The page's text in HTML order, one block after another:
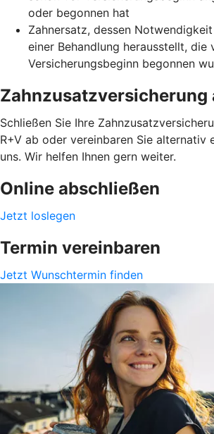
oder begonnen hat
Zahnersatz, dessen
einer Behandlung herausstellt, die
Versicherungsbeginn begonnen
Zahnzusatzversicherung
Schließen Sie Ihre
R+V ab oder vereinbaren Sie alternativ
uns. Wir helfen Ihnen gern weiter.
Online abschließen
Jetzt loslegen
Termin vereinbaren
Jetzt Wunschtermin finden